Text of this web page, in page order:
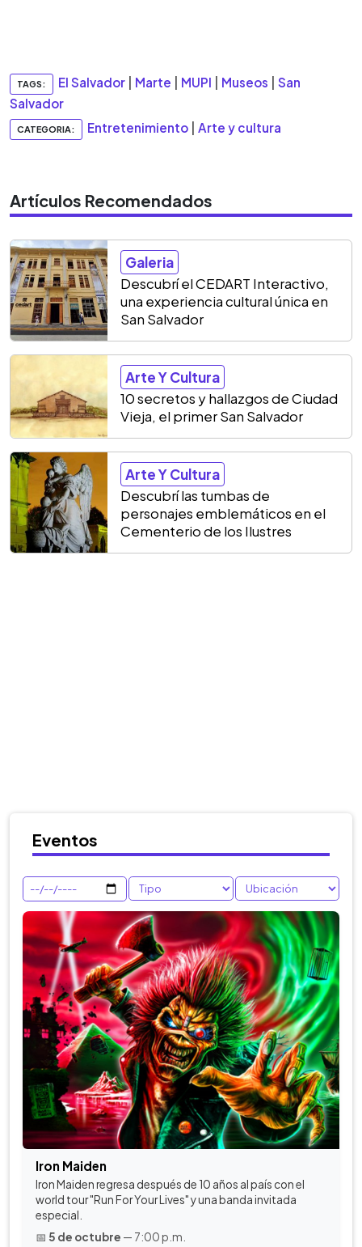
TAGS: El Salvador Marte MUPI Museos
San
Salvador
CATEGORIA: Entretenimiento Arte y cultura
Artículos Recomendados
Galeria
Descubrí el CEDART Interactivo,
una experiencia cultural única en
San Salvador
Arte Y Cultura
10 secretos y hallazgos de Ciudad
Vieja, el primer San Salvador
Arte Y Cultura
Descubrí las tumbas de
personajes emblemáticos en el
Cementerio de los Ilustres
Eventos
Iron Maiden
Iron Maiden regresa después de 10 años al país con el
world tour "Run For Your Lives" y una banda invitada
especial.
📅 5 de octubre — 7:00 p.m.